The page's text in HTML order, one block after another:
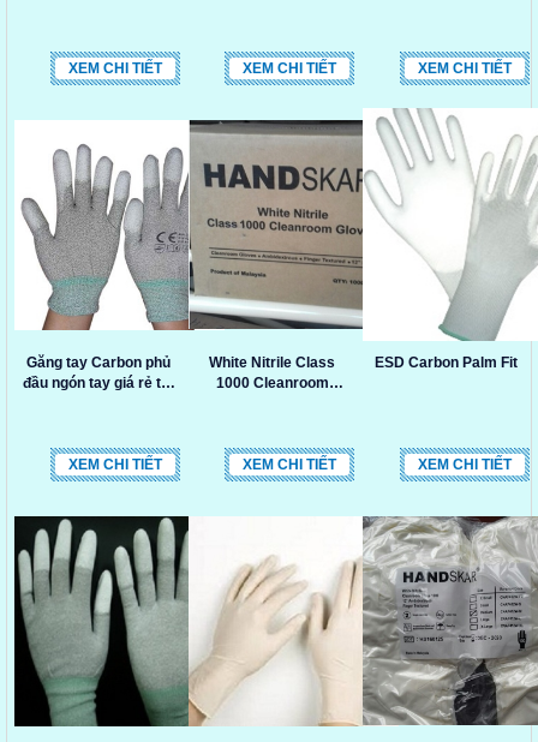
XEM CHI TIẾT XEM CHI TIẾT XEM CHI TIẾT
Găng tay Carbon phủ
đầu ngón tay giá rẻ tại
XEM CHI TIẾT
White Nitrile Class
1000 Cleanroom
XEM CHI TIẾT
ESD Carbon Palm Fit
XEM CHI TIẾT